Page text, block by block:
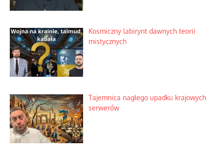
Kosmiczny labirynt dawnych teorii
mistycznych
Tajemnica nagłego upadku krajowych
serwerów